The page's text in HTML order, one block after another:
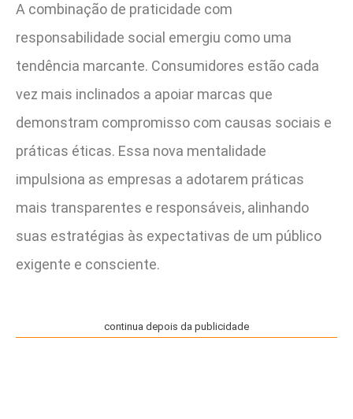
A combinação de praticidade com
responsabilidade social emergiu como uma
tendência marcante. Consumidores estão cada
vez mais inclinados a apoiar marcas que
demonstram compromisso com causas sociais e
práticas éticas. Essa nova mentalidade
impulsiona as empresas a adotarem práticas
mais transparentes e responsáveis, alinhando
suas estratégias às expectativas de um público
exigente e consciente.
continua depois da publicidade